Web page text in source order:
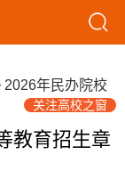
2026年民办院校
关注高校之窗
教育招生章